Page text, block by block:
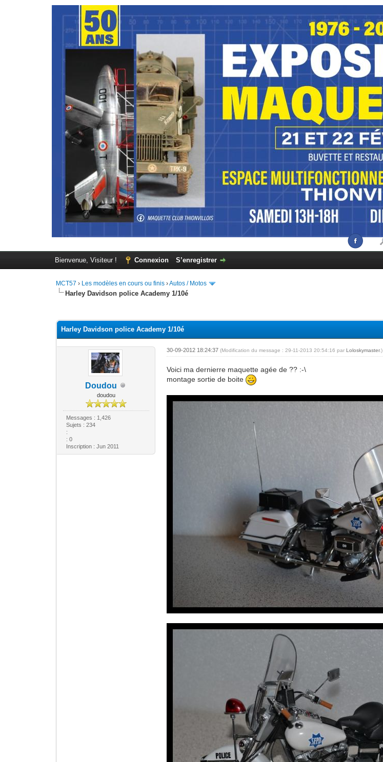
Bienvenue, Visiteur ! Connexion S’enregistrer
MCT57 › Les modèles en cours ou finis ›Autos / Motos
Harley Davidson police Academy 1/10é
Harley Davidson police Academy 1/10é
Doudou
doudou
Messages : 1,426
Sujets : 234
:
: 0
Inscription : Jun 2011
30-09-2012 18:24:37(Modification du message : 29-11-2013 20:54:16 parLoloskymaster.)
Voici ma dernierre maquette agée de ?? :-\
montage sortie de boite